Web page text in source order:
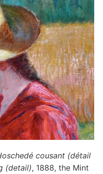
cousant (détail
(detail), 1888, the Mint